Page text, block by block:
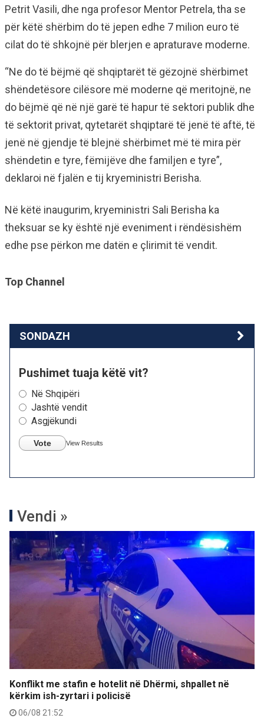
Petrit Vasili, dhe nga profesor Mentor Petrela, tha se
për këtë shërbim do të jepen edhe 7 milion euro të
cilat do të shkojnë për blerjen e apraturave moderne.
“Ne do të bëjmë që shqiptarët të gëzojnë shërbimet
shëndetësore cilësore më moderne që meritojnë, ne
do bëjmë që në një garë të hapur të sektori publik dhe
të sektorit privat, qytetarët shqiptarë të jenë të aftë, të
jenë në gjendje të blejnë shërbimet më të mira për
shëndetin e tyre, fëmijëve dhe familjen e tyre”,
deklaroi në fjalën e tij kryeministri Berisha.
Në këtë inaugurim, kryeministri Sali Berisha ka
theksuar se ky është një eveniment i rëndësishëm
edhe pse përkon me datën e çlirimit të vendit.
Top Channel
SONDAZH
Pushimet tuaja këtë vit?
Në Shqipëri
Jashtë vendit
Asgjëkundi
Vote View Results
Vendi »
Konflikt me stafin e hotelit në Dhërmi, shpallet në
kërkim ish-zyrtari i policisë
06/08 21:52